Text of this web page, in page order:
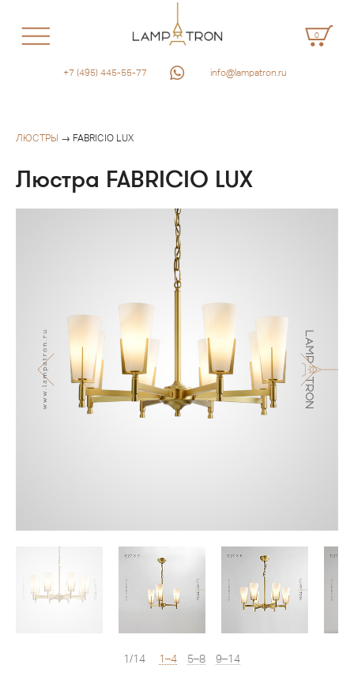
0
+7 (495) 445-55-77 info@lampatron.ru
ЛЮСТРЫ → FABRICIO LUX
Люстра FABRICIO LUX
1/14 1–4 5–8 9–14